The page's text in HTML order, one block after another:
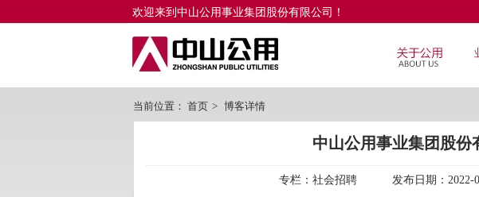
欢迎来到中山公用事业集团股份有限公司！
当前位置： 首页 > 博客详情
中山公用事业集团股
专栏： 社会招聘 发布日期： 2022-